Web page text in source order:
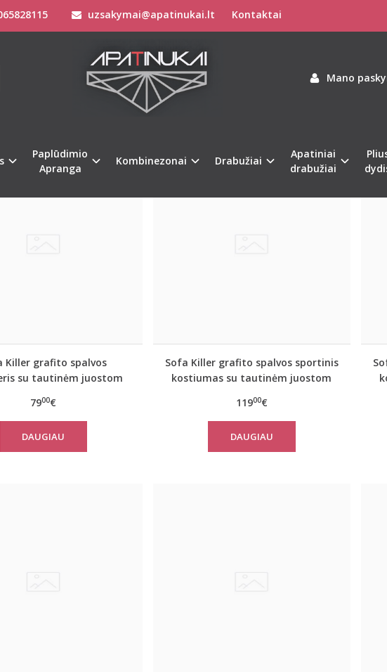
uzsakymai@apatinukai.lt Kontaktai
Mano
Paplūdimio
Apranga
Kombinezonai Drabužiai
Apatiniai
drabužiai
Killer grafito spalvos
su tautinėm juostom
7900€
DAUGIAU
Sofa Killer grafito spalvos sportinis
kostiumas su tautinėm juostom
11900€
DAUGIAU